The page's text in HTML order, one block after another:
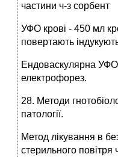
частини ч-з сорбент
УФО крові - 450 мл
повертають
Ендоваскулярна УФО
електрофорез.
28. Методи
патології.
Метод лікування в
стерильного повітря